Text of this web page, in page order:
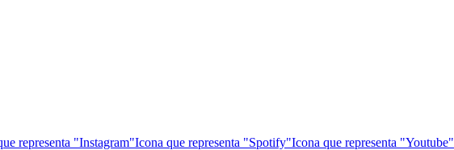
representa "Instagram"Icona que representa "Spotify"Icona que representa "Youtube"